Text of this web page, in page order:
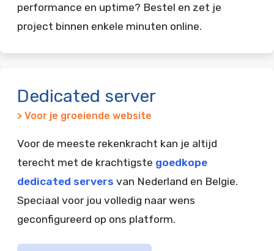
performance en uptime? Bestel en zet je
project binnen enkele minuten online.
Dedicated server
> Voor je groeiende website
Voor de meeste rekenkracht kan je altijd
terecht met de krachtigste goedkope
dedicated servers van Nederland en Belgie.
Speciaal voor jou volledig naar wens
geconfigureerd op ons platform.